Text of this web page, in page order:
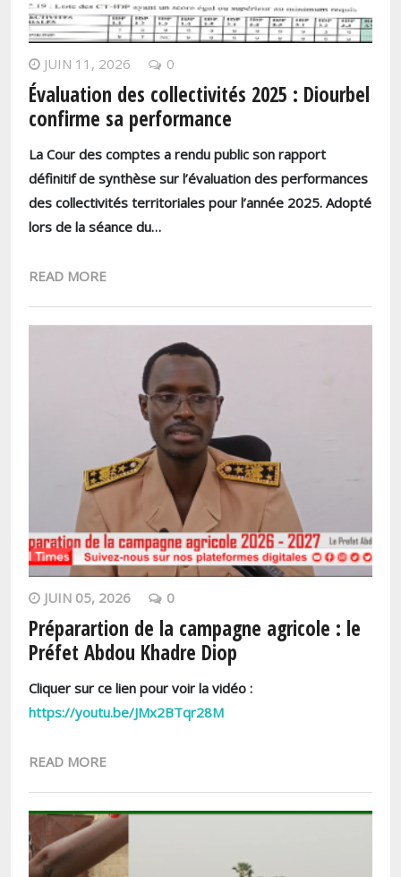
JUIN 11, 2026 0
Évaluation des collectivités 2025 : Diourbel
confirme sa performance
La Cour des comptes a rendu public son rapport
définitif de synthèse sur l’évaluation des performances
des collectivités territoriales pour l’année 2025. Adopté
lors de la séance du…
READ MORE
JUIN 05, 2026 0
Préparartion de la campagne agricole : le
Préfet Abdou Khadre Diop
Cliquer sur ce lien pour voir la vidéo :
https://youtu.be/JMx2BTqr28M
READ MORE